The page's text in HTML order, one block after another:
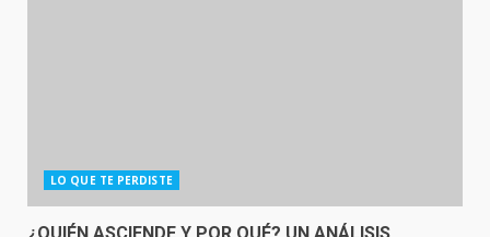
LO QUE TE PERDISTE